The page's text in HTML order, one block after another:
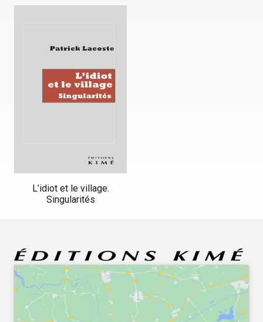
L’idiot et le village.
Singularités